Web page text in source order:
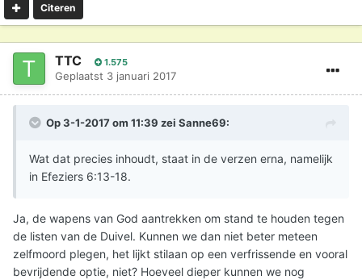
Citeren
TTC 1.575
Geplaatst 3 januari 2017
Op 3-1-2017 om 11:39 zei Sanne69:
Wat dat precies inhoudt, staat in de verzen erna, namelijk
in Efeziers 6:13-18.
Ja, de wapens van God aantrekken om stand te houden tegen
de listen van de Duivel. Kunnen we dan niet beter meteen
zelfmoord plegen, het lijkt stilaan op een verfrissende en vooral
bevrijdende optie, niet? Hoeveel dieper kunnen we nog